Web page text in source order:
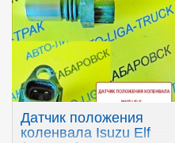
Датчик положения
коленвала Isuzu Elf